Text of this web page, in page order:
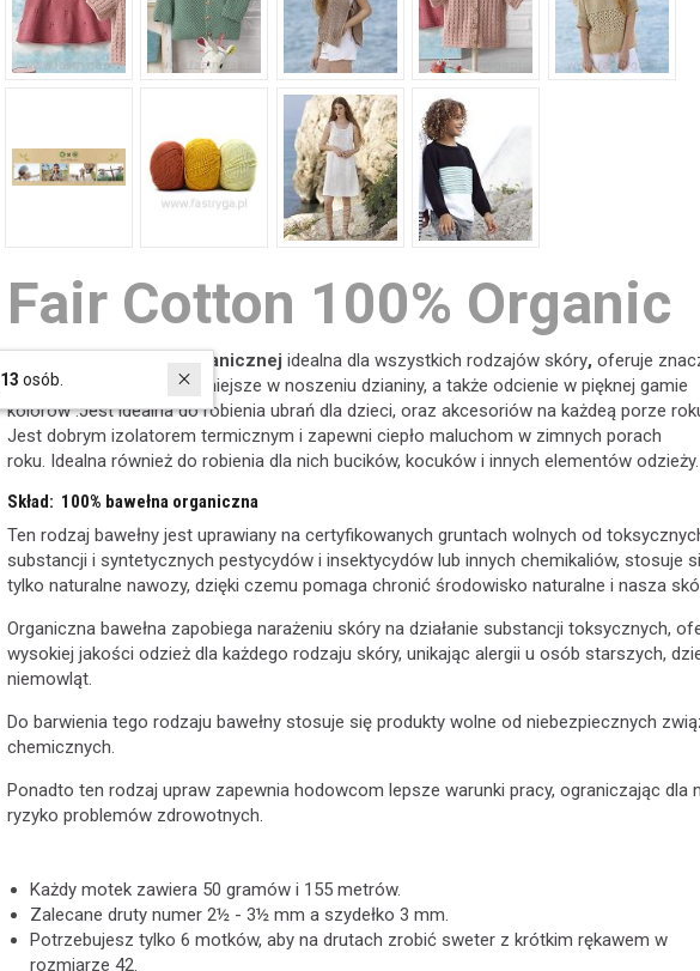
Fair Cotton 100% Organic
bawełny organicznej idealna dla wszystkich rodzajów skóry, oferuje
bardziej miękkie i przyjemniejsze w noszeniu dzianiny, a także odcienie w pięknej gamie
kolorów .Jest idealna do robienia ubrań dla dzieci, oraz akcesoriów na każdeą porze
Jest dobrym izolatorem termicznym i zapewni ciepło maluchom w zimnych porach
roku. Idealna również do robienia dla nich bucików, kocuków i innych elementów odzieży.
Skład: 100% bawełna organiczna
Ten rodzaj bawełny jest uprawiany na certyfikowanych gruntach wolnych od
substancji i syntetycznych pestycydów i insektycydów lub innych chemikaliów, stosuje
tylko naturalne nawozy, dzięki czemu pomaga chronić środowisko naturalne i nasza
Organiczna bawełna zapobiega narażeniu skóry na działanie substancji toksycznych,
wysokiej jakości odzież dla każdego rodzaju skóry, unikając alergii u osób starszych,
niemowląt.
Do barwienia tego rodzaju bawełny stosuje się produkty wolne od niebezpiecznych
chemicznych.
Ponadto ten rodzaj upraw zapewnia hodowcom lepsze warunki pracy, ograniczając dla
ryzyko problemów zdrowotnych.
Każdy motek zawiera 50 gramów i 155 metrów.
Zalecane druty numer 2½ - 3½ mm a szydełko 3 mm.
Potrzebujesz tylko 6 motków, aby na drutach zrobić sweter z krótkim rękawem w
rozmiarze 42.
13 osób.